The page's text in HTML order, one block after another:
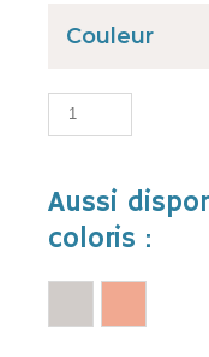
Couleur
Aussi
coloris :